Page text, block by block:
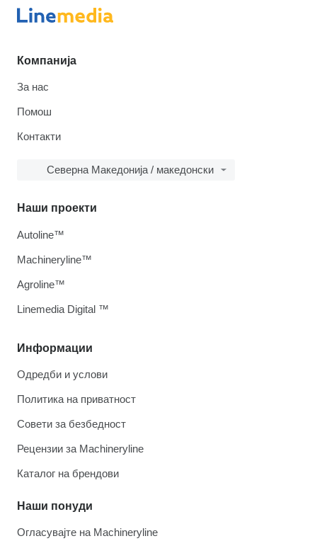
Компанија
За нас
Помош
Контакти
Северна Македонија / македонски
Информации
Одредби и услови
Политика на приватност
Совети за безбедност
Рецензии за Machineryline
Каталог на брендови
Наши понуди
Огласувајте на Machineryline
Наши проекти
Autoline™
Machineryline™
Agroline™
Linemedia Digital ™